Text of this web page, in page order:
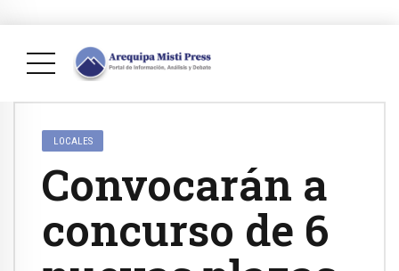
LOCALES
Convocarán a
concurso de 6